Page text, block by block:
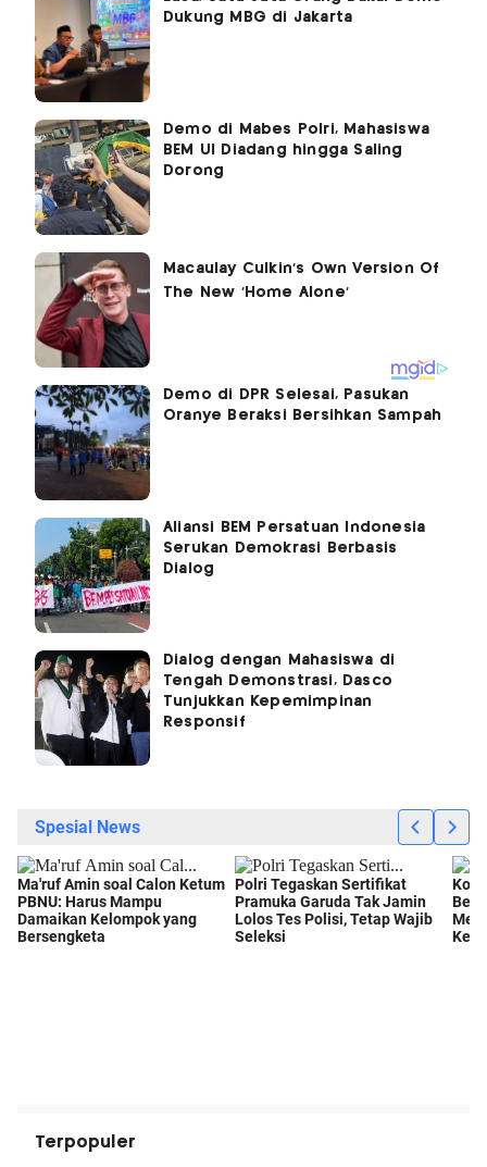
Dukung MBG di Jakarta
Demo di Mabes Polri, Mahasiswa
BEM UI Diadang hingga Saling
Dorong
Demo di DPR Selesai, Pasukan
Oranye Beraksi Bersihkan Sampah
Aliansi BEM Persatuan Indonesia
Serukan Demokrasi Berbasis
Dialog
Dialog dengan Mahasiswa di
Tengah Demonstrasi, Dasco
Tunjukkan Kepemimpinan
Responsif
Terpopuler